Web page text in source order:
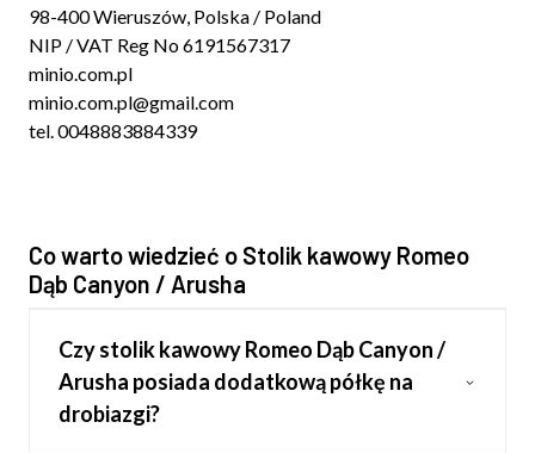
98-400 Wieruszów, Polska / Poland
NIP / VAT Reg No 6191567317
minio.com.pl
minio.com.pl@gmail.com
tel. 0048883884339
Co warto wiedzieć o Stolik kawowy Romeo
Dąb Canyon / Arusha
Czy stolik kawowy Romeo Dąb Canyon /
Arusha posiada dodatkową półkę na
drobiazgi?